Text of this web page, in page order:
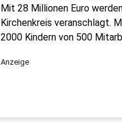
Mit 28 Millionen Euro
Kirchenkreis veranschlagt.
2000 Kindern von 500
Anzeige